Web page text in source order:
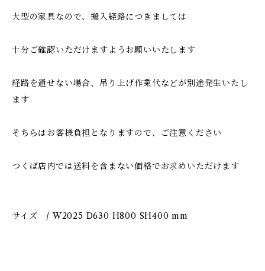
大型の家具なので、搬入経路につきましては
十分ご確認いただけますようお願いいたします
経路を通せない場合、吊り上げ作業代などが別途発生いたし
ます
そちらはお客様負担となりますので、ご注意ください
つくば店内では送料を含まない価格でお求めいただけます
サイズ / W2025 D630 H800 SH400 mm